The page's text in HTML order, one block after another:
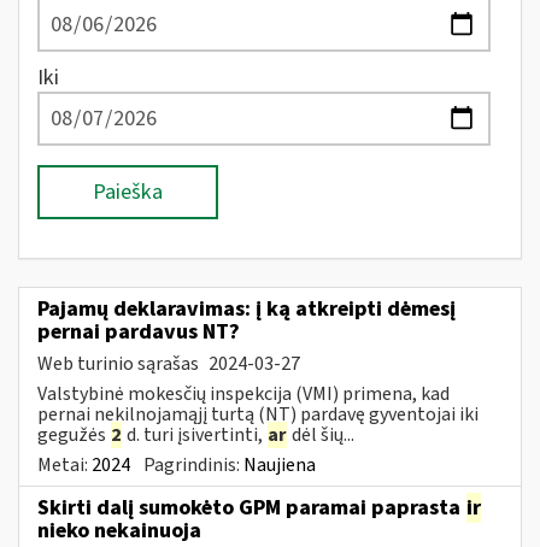
Iki
Paieška
Pajamų deklaravimas: į ką atkreipti dėmesį
pernai pardavus NT?
Web turinio sąrašas 2024-03-27
Valstybinė mokesčių inspekcija (VMI) primena, kad
pernai nekilnojamąjį turtą (NT) pardavę gyventojai iki
gegužės 2 d. turi įsivertinti, ardėl šių...
Metai: 2024 Pagrindinis: Naujiena
Skirti dalį sumokėto GPM paramai paprasta ir
nieko nekainuoja